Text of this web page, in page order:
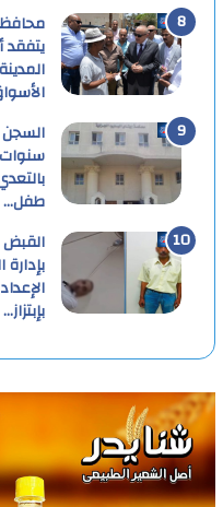
محافظ
يتفقد
طفل…
بإدارة
بإبتزاز…